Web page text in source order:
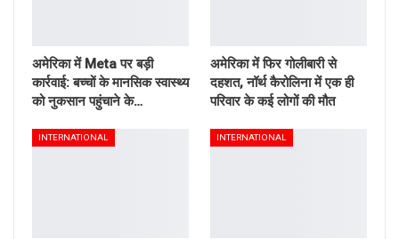
अमेरिका में Meta पर बड़ी
कार्रवाई: बच्चों के मानसिक स्वास्थ्य
को नुकसान पहुंचाने के…
अमेरिका में फिर गोलीबारी से
दहशत, नॉर्थ कैरोलिना में एक ही
परिवार के कई लोगों की मौत
INTERNATIONAL INTERNATIONAL